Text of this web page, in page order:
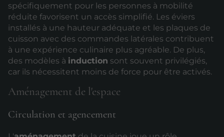
spécifiquement pour les personnes à mobilité
réduite favorisent un accès simplifié. Les éviers
installés à une hauteur adéquate et les plaques de
cuisson avec des commandes latérales contribuent
à une expérience culinaire plus agréable. De plus,
des modèles à induction sont souvent privilégiés,
car ils nécessitent moins de force pour être activés.
Aménagement de l'espace
Circulation et agencement